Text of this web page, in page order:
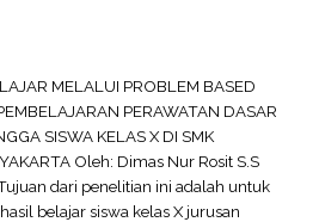
MELALUI PROBLEM BASED
PERAWATAN DASAR
SISWA KELAS X DI SMK
Oleh: Dimas Nur Rosit S.S
dari penelitian ini adalah untuk
belajar siswa kelas X jurusan